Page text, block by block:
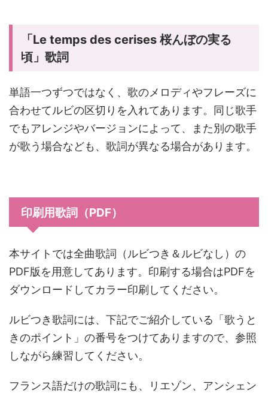
「Le temps des cerises 桜んぼの実る
頃」歌詞
単語一つずつではなく、歌のメロディやフレーズに
合わせてルビの区切りを入れてあります。同じ歌手
でもアレンジやバージョンによって、また別の歌手
が歌う場合なども、歌詞が異なる場合があります。
印刷用歌詞（PDF）
本サイトでは全曲歌詞（ルビつき＆ルビなし）の
PDF版を用意してあります。印刷する場合はPDFを
ダウンロードしてカラー印刷してください。
ルビつき歌詞には、下記でご紹介している「歌うと
きのポイント」の番号をつけてありますので、参照
しながら練習してください。
フランス語だけの歌詞にも、リエゾン、アンシェン